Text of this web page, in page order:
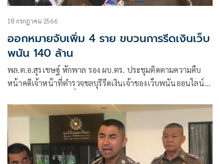
18 กรกฎาคม 2566
ออกหมายจับเพิ่ม 4 ราย ขบวนการรีดเงินเว็บ
พนัน 140 ล้าน
พล.ต.อ.สุรเชษฐ์ หักพาล รอง ผบ.ตร. ประชุมติดตามความคืบ
หน้าคดีเจ้าหน้าที่ตำรวจชลบุรีรีดเงินเจ้าของเว็บพนันออนไลน์
ทั้งคนมีสีเเต่ไม่ใช่ตำรวจเเละพลเรือนจับกุมเเล้ว 3 ราย